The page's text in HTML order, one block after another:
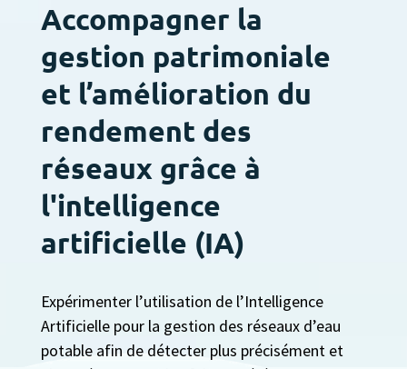
Accompagner la
gestion patrimoniale
et l’amélioration du
rendement des
réseaux grâce à
l'intelligence
artificielle (IA)
Expérimenter l’utilisation de l’Intelligence
Artificielle pour la gestion des réseaux d’eau
potable afin de détecter plus précisément et